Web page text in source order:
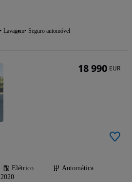
Lavagem Seguro automóvel
Elétrico
Automática
2020
18 990 EUR